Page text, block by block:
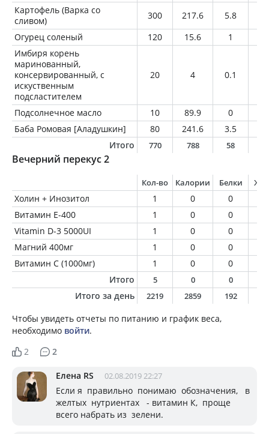
Картофель (Варка со
сливом)
300 217.6 5.8
Огурец соленый
120 15.6 1
Имбиря корень
маринованный,
консервированный, с
искуственным
подсластителем
20 4 0.1
Подсолнечное масло 10 89.9 0
Баба Ромовая [Аладушкин]
80 241.6 3.5
Итого
770 788 58
Вечерний перекус 2
Кол-во Калории Белки
Холин + Инозитол 1 0 0
Витамин Е-400
1 0 0
Vitamin D-3 5000UI
1 0 0
Магний 400мг
1 0 0
Витамин С (1000мг)
1 0 0
Итого
5 0 0
Итого за день 2219 2859 192
Чтобы увидеть отчеты по питанию и график веса,
необходимо войти.
2
2
Елена RS 02.08.2019 22:27
Если я правильно понимаю обозначения, в
желтых нутриентах - витамин К, проще
всего набрать из зелени.